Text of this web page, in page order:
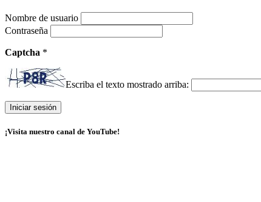
Nombre de usuario
Contraseña
Captcha *
Escriba el texto mostrado arriba:
¡Visita nuestro canal de YouTube!